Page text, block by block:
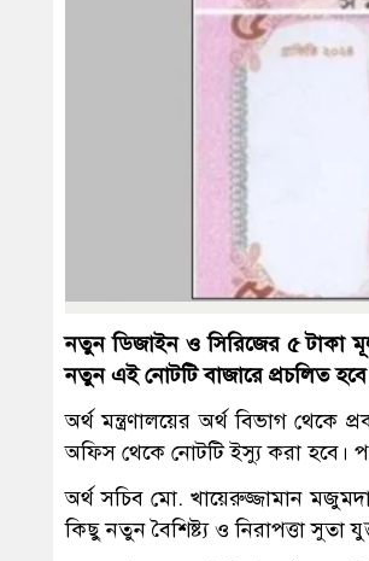
নতুন ডিজাইন ও সিরিজের ৫ টাকা
নতুন এই নোটটি বাজারে প্রচলিত
অর্থ মন্ত্রণালয়ের অর্থ বিভাগ থেকে
অফিস থেকে নোটটি ইস্যু করা হবে।
অর্থ সচিব মো. খায়েরুজ্জামান
কিছু নতুন বৈশিষ্ট্য ও নিরাপত্তা সুতা